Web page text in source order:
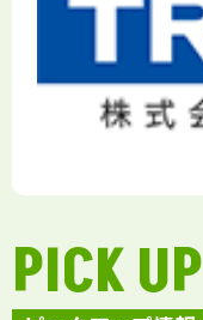
PICK UP